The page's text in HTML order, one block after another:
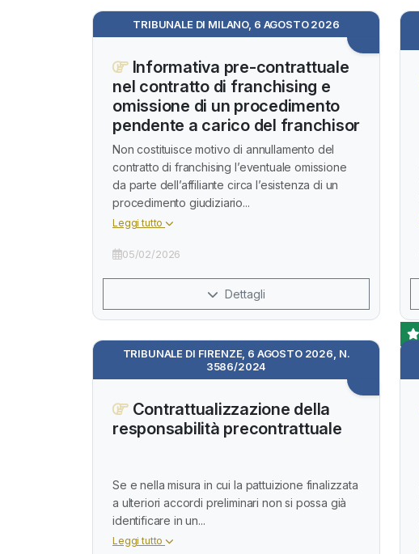
TRIBUNALE DI MILANO, 6 AGOSTO 2026
Informativa pre-contrattuale
nel contratto di franchising e
omissione di un procedimento
pendente a carico del franchisor
Non costituisce motivo di annullamento del
contratto di franchising l’eventuale omissione
da parte dell’affiliante circa l’esistenza di un
procedimento giudiziario...
Leggi tutto
05/02/2026
Dettagli
TRIBUNALE DI FIRENZE, 6 AGOSTO 2026, N.
3586/2024
Contrattualizzazione della
responsabilità precontrattuale
Se e nella misura in cui la pattuizione finalizzata
a ulteriori accordi preliminari non si possa già
identificare in un...
Leggi tutto